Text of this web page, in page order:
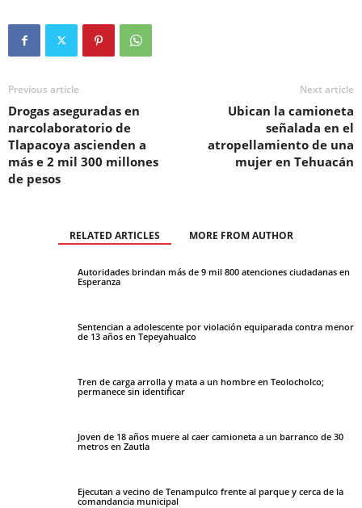
Previous article
Drogas aseguradas en
narcolaboratorio de
Tlapacoya ascienden a
más e 2 mil 300 millones
de pesos
Next article
Ubican la camioneta
señalada en el
atropellamiento de una
mujer en Tehuacán
RELATED ARTICLES MORE FROM AUTHOR
Autoridades brindan más de 9 mil 800 atenciones ciudadanas en
Esperanza
Sentencian a adolescente por violación equiparada contra menor
de 13 años en Tepeyahualco
Tren de carga arrolla y mata a un hombre en Teolocholco;
permanece sin identificar
Joven de 18 años muere al caer camioneta a un barranco de 30
metros en Zautla
Ejecutan a vecino de Tenampulco frente al parque y cerca de la
comandancia municipal